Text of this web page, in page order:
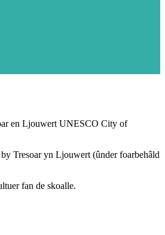
en Ljouwert UNESCO City of
Tresoar yn Ljouwert (ûnder foarbehâld
fan de skoalle.